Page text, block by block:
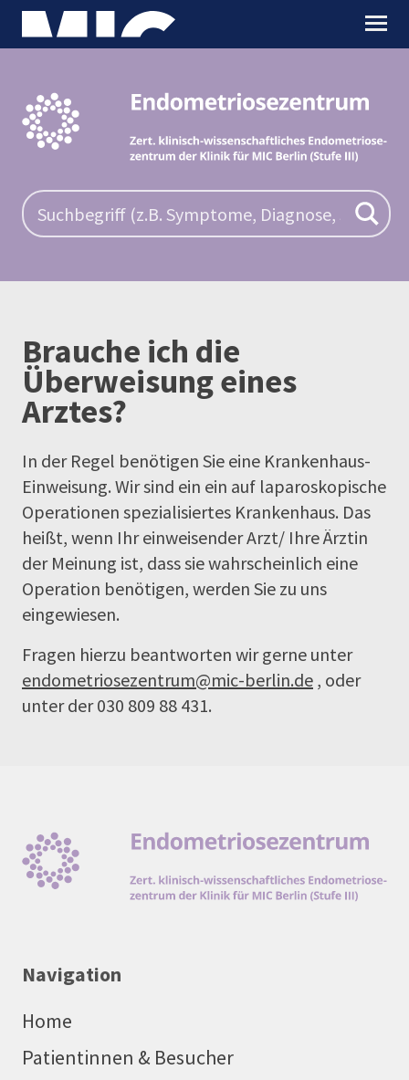
Brauche ich die
Überweisung eines
Arztes?
In der Regel benötigen Sie eine Krankenhaus-
Einweisung. Wir sind ein ein auf laparoskopische
Operationen spezialisiertes Krankenhaus. Das
heißt, wenn Ihr einweisender Arzt/ Ihre Ärztin
der Meinung ist, dass sie wahrscheinlich eine
Operation benötigen, werden Sie zu uns
eingewiesen.
Fragen hierzu beantworten wir gerne unter
endometriosezentrum@mic-berlin.de , oder
unter der 030 809 88 431.
Navigation
Home
Patientinnen & Besucher